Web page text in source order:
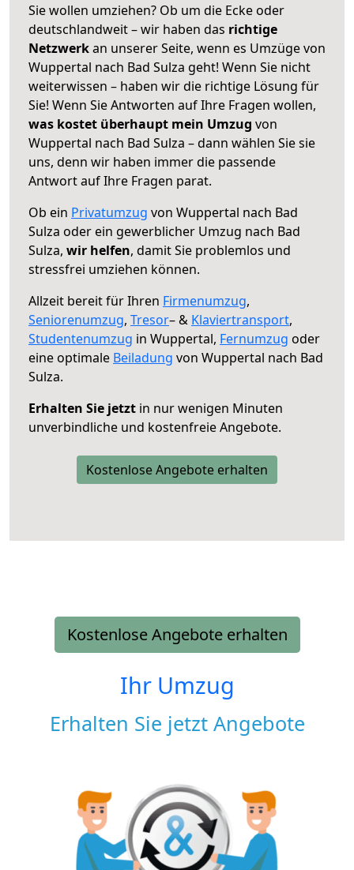
Sie wollen umziehen? Ob um die Ecke oder
deutschlandweit – wir haben das richtige
Netzwerkan unserer Seite, wenn es Umzüge von
Wuppertal nach Bad Sulza geht! Wenn Sie nicht
weiterwissen – haben wir die richtige Lösung für
Sie! Wenn Sie Antworten auf Ihre Fragen wollen,
was kostet überhaupt mein Umzug von
Wuppertal nach Bad Sulza – dann wählen Sie sie
uns, denn wir haben immer die passende
Antwort auf Ihre Fragen parat.
Ob ein Privatumzug von Wuppertal nach Bad
Sulza oder ein gewerblicher Umzug nach Bad
Sulza, wir helfen, damit Sie problemlos und
stressfrei umziehen können.
Allzeit bereit für Ihren Firmenumzug,
Seniorenumzug, Tresor– & Klaviertransport,
Studentenumzug in Wuppertal, Fernumzug oder
eine optimale Beiladung von Wuppertal nach Bad
Sulza.
Erhalten Sie jetzt in nur wenigen Minuten
unverbindliche und kostenfreie Angebote.
Kostenlose Angebote erhalten
Kostenlose Angebote erhalten
Ihr Umzug
Erhalten Sie jetzt Angebote